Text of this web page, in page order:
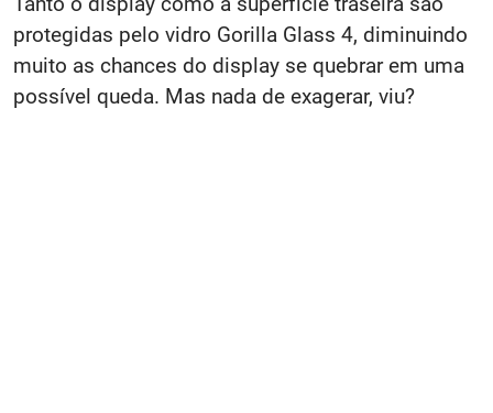
protegidas pelo vidro Gorilla Glass 4, diminuindo
muito as chances do display se quebrar em uma
possível queda. Mas nada de exagerar, viu?